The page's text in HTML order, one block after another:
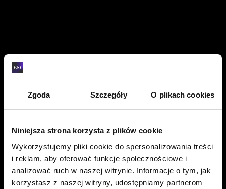
Zgoda Szczegóły O plikach cookies
Niniejsza strona korzysta z plików cookie
Wykorzystujemy pliki cookie do spersonalizowania treści
i reklam, aby oferować funkcje społecznościowe i
analizować ruch w naszej witrynie. Informacje o tym, jak
korzystasz z naszej witryny, udostępniamy partnerom